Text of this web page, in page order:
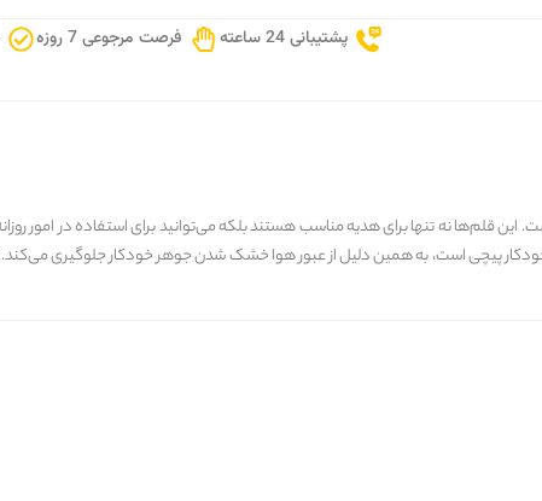
پشتیبانی 24 ساعته فرصت مرجوعی 7 روزه